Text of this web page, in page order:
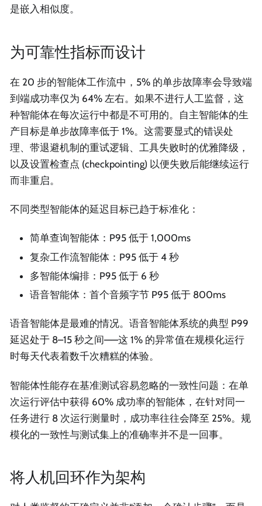
是嵌入相似度。
为可靠性指标而设计
在 20 步的智能体工作流中，5% 的单步故障率会导致端
到端成功率仅为 64% 左右。如果不进行人工监督，这
种智能体在每次运行中都是不可用的。自主智能体的生
产目标是单步故障率低于 1%。这需要显式的错误处
理、带退避机制的重试逻辑、工具失败时的优雅降级，
以及设置检查点 (checkpointing) 以便失败后能继续运行
而非重启。
不同类型智能体的延迟目标已趋于标准化：
简单查询智能体：P95 低于 1,000ms
复杂工作流智能体：P95 低于 4 秒
多智能体编排：P95 低于 6 秒
语音智能体：首个音频字节 P95 低于 800ms
语音智能体是最难的情况。语音智能体系统的典型 P99
延迟处于 8–15 秒之间——这 1% 的异常值在规模化运行
时每天代表着数千次糟糕的体验。
智能体性能存在基准测试容易忽略的一致性问题：在单
次运行评估中获得 60% 成功率的智能体，在针对同一
任务进行 8 次运行测量时，成功率往往会降至 25%。规
模化的一致性与测试集上的准确率并不是一回事。
将人机回环作为架构